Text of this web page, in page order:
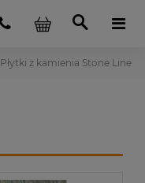
Płytki z kamienia Stone Line